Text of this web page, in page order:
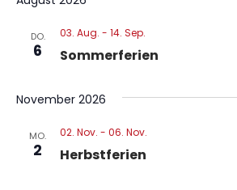
DO.
6 Sommerferien
03. Aug. - 14. Sep.
November 2026
MO.
2 Herbstferien
02. Nov. - 06. Nov.